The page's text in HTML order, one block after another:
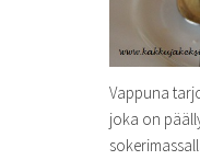
Vappuna
joka on